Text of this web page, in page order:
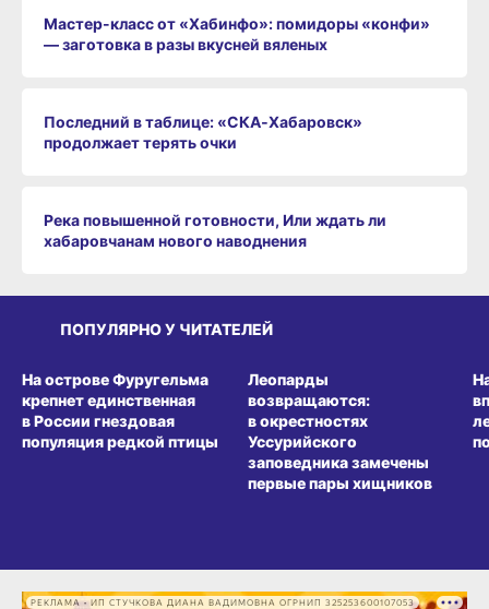
Мастер-класс от «Хабинфо»: помидоры «конфи»
— заготовка в разы вкусней вяленых
Последний в таблице: «СКА‑Хабаровск»
продолжает терять очки
Река повышенной готовности, Или ждать ли
хабаровчанам нового наводнения
ПОПУЛЯРНО У ЧИТАТЕЛЕЙ
На острове Фуругельма
крепнет единственная
в России гнездовая
популяция редкой птицы
Леопарды
возвращаются:
в окрестностях
Уссурийского
заповедника замечены
первые пары хищников
РЕКЛАМА • ИП СТУЧКОВА ДИАНА ВАДИМОВНА ОГРНИП 325253600107053